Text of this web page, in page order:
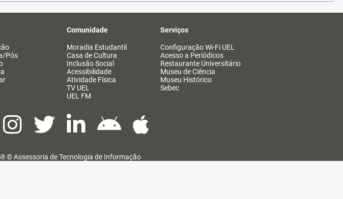
Pós
Comunidade
Moradia Estudantil
Casa de Cultura
Inclusão Social
Acessibilidade
Atividade Física
TV UEL
UEL FM
Serviços
Configuração Wi-Fi UEL
Acesso a Periódicos
Restaurante Universitário
Museu de Ciência
Museu Histórico
Sebec
©Assessoria de Tecnologia de Informação